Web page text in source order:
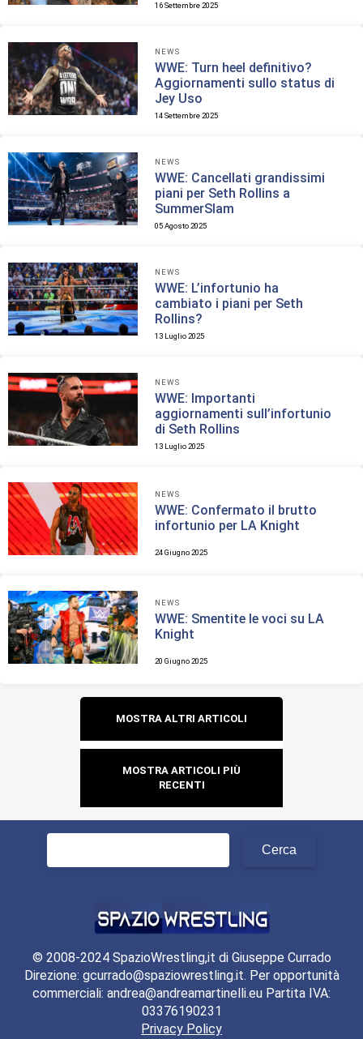
16 Settembre 2025
NEWS
WWE: Turn heel definitivo?
Aggiornamenti sullo status di
Jey Uso
14 Settembre 2025
NEWS
WWE: Cancellati grandissimi
piani per Seth Rollins a
SummerSlam
05 Agosto 2025
NEWS
WWE: L’infortunio ha
cambiato i piani per Seth
Rollins?
13 Luglio 2025
NEWS
WWE: Importanti
aggiornamenti sull’infortunio
di Seth Rollins
13 Luglio 2025
NEWS
WWE: Confermato il brutto
infortunio per LA Knight
24 Giugno 2025
NEWS
WWE: Smentite le voci su LA
Knight
20 Giugno 2025
Navigazione
articoli
MOSTRA ALTRI ARTICOLI
MOSTRA ARTICOLI PIÙ
RECENTI
Ricerca
© 2008-2024 SpazioWrestling,it di Giuseppe Currado
Direzione: gcurrado@spaziowrestling.it. Per opportunità
commerciali: andrea@andreamartinelli.eu Partita IVA:
03376190231
Privacy Policy